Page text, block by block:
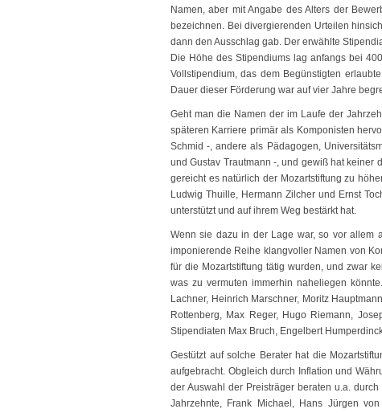
Namen, aber mit Angabe des Alters der
bezeichnen. Bei divergierenden Urteilen
dann den Ausschlag gab. Der erwählte
Die Höhe des Stipendiums lag anfangs bei
Vollstipendium, das dem Begünstigten
Dauer dieser Förderung war auf vier Jahre
Geht man die Namen der im Laufe der
späteren Karriere primär als Komponisten
Schmid -, andere als Pädagogen,
und Gustav Trautmann -, und gewiß hat keiner
gereicht es natürlich der Mozartstiftung zu
Ludwig Thuille, Hermann Zilcher und Ernst
unterstützt und auf ihrem Weg bestärkt hat.
Wenn sie dazu in der Lage war, so vor allem
imponierende Reihe klangvoller Namen von
für die Mozartstiftung tätig wurden, und zwar
was zu vermuten immerhin naheliegen
Lachner, Heinrich Marschner, Moritz
Rottenberg, Max Reger, Hugo Riemann,
Stipendiaten Max Bruch, Engelbert
Gestützt auf solche Berater hat die
aufgebracht. Obgleich durch Inflation und
der Auswahl der Preisträger beraten u.a.
Jahrzehnte, Frank Michael, Hans Jürgen